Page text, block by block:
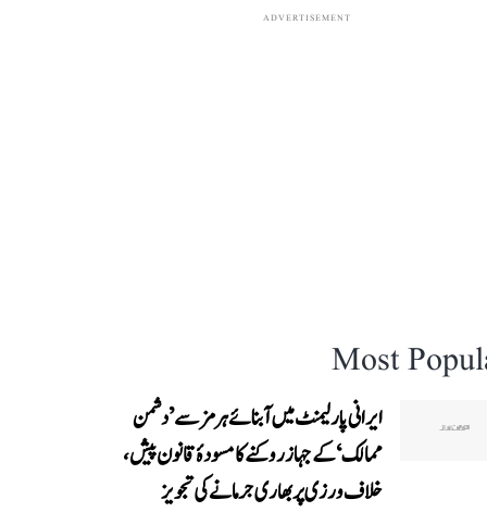
ADVERTISEMENT
Most
ایرانی پارلیمنٹ میں آبنائے ہرمز سے ’دشمن
ممالک‘ کے جہاز روکنے کا مسودۂ قانون پیش،
خلاف ورزی پر بھاری جرمانے کی تجویز